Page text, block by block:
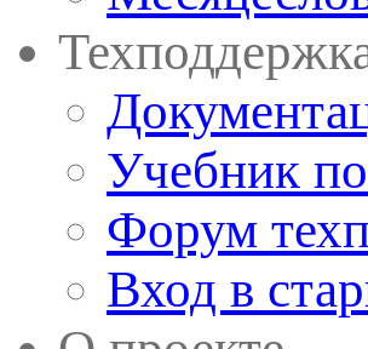
Учебник
Форум
Вход в